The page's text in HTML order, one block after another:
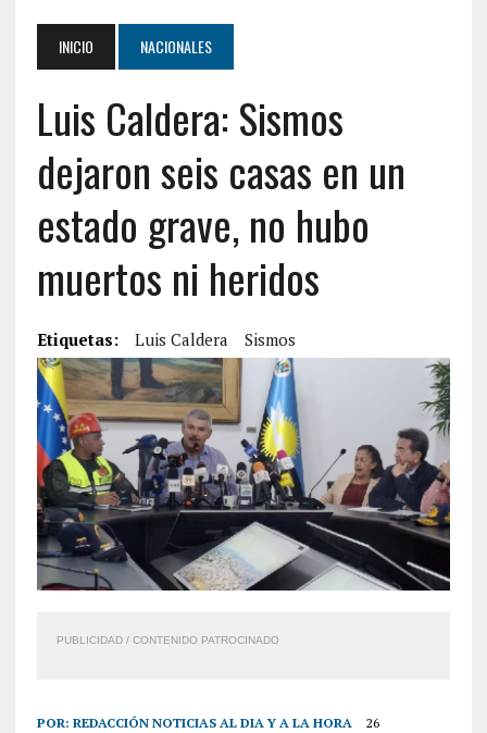
INICIO NACIONALES
Luis Caldera: Sismos
dejaron seis casas en un
estado grave, no hubo
muertos ni heridos
Etiquetas: Luis Caldera Sismos
PUBLICIDAD / CONTENIDO PATROCINADO
POR: REDACCIÓN NOTICIAS AL DIA Y A LA HORA
26